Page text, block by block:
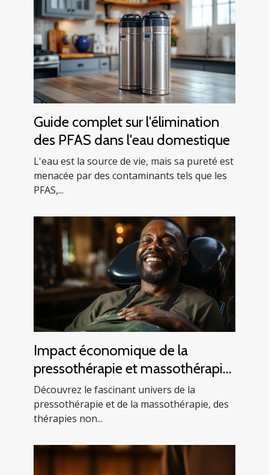
Guide complet sur l'élimination
des PFAS dans l'eau domestique
L'eau est la source de vie, mais sa pureté est
menacée par des contaminants tels que les
PFAS,...
Impact économique de la
pressothérapie et massothérapie :
une analyse de l'industrie du
bien-être
Découvrez le fascinant univers de la
pressothérapie et de la massothérapie, des
thérapies non...